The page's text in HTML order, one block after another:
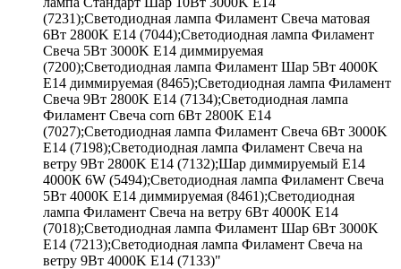
(7231);Светодиодная лампа Филамент Свеча матовая
6Вт 2800K E14 (7044);Светодиодная лампа Филамент
Свеча 5Вт 3000K E14 диммируемая
(7200);Светодиодная лампа Филамент Шар 5Вт 4000K
E14 диммируемая (8465);Светодиодная лампа Филамент
Свеча 9Вт 2800K E14 (7134);Светодиодная лампа
Филамент Свеча corn 6Вт 2800K E14
(7027);Светодиодная лампа Филамент Свеча 6Вт 3000K
E14 (7198);Светодиодная лампа Филамент Свеча на
ветру 9Вт 2800K E14 (7132);Шар диммируемый Е14
4000К 6W (5494);Светодиодная лампа Филамент Свеча
5Вт 4000K E14 диммируемая (8461);Светодиодная
лампа Филамент Свеча на ветру 6Вт 4000K E14
(7018);Светодиодная лампа Филамент Шар 6Вт 3000K
E14 (7213);Светодиодная лампа Филамент Свеча на
ветру 9Вт 4000K E14 (7133)"